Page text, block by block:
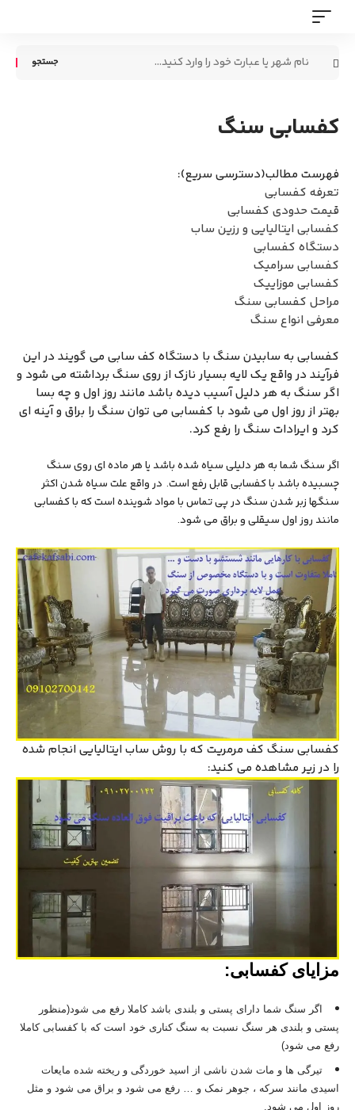
جستجو
کفسابی سنگ
فهرست مطالب(دسترسی سریع):
تعرفه کفسابی
قیمت حدودی کفسابی
کفسابی ایتالیایی و رزین ساب
دستگاه کفسابی
کفسابی سرامیک
کفسابی موزاییک
مراحل کفسابی سنگ
معرفی انواع سنگ
کفسابی به سابیدن سنگ با دستگاه کف سابی می گویند در این
فرآیند در واقع یک لایه بسیار نازک از روی سنگ برداشته می شود و
اگر سنگ به هر دلیل آسیب دیده باشد مانند روز اول و چه بسا
بهتر از روز اول می شود با کفسابی می توان سنگ را براق و آینه ای
کرد و ایرادات سنگ را رفع کرد.
اگر سنگ شما به هر دلیلی سیاه شده باشد یا هر ماده ای روی سنگ
چسبیده باشد با کفسابی قابل رفع است. در واقع علت سیاه شدن اکثر
سنگها زبر شدن سنگ در پی تماس با مواد شوینده است که با کفسابی
مانند روز اول سیقلی و براق می شود.
کفسابی سنگ کف مرمریت که با روش ساب ایتالیایی انجام شده
را در زیر مشاهده می کنید:
مزایای کفسابی:
اگر سنگ شما دارای پستی و بلندی باشد کاملا رفع می شود(منظور
پستی و بلندی هر سنگ نسبت به سنگ کناری خود است که با کفسابی کاملا
رفع می شود)
تیرگی ها و مات شدن ناشی از اسید خوردگی و ریخته شده مایعات
اسیدی مانند سرکه ، جوهر نمک و … رفع می شود و براق می شود و مثل
روز اول می شود.